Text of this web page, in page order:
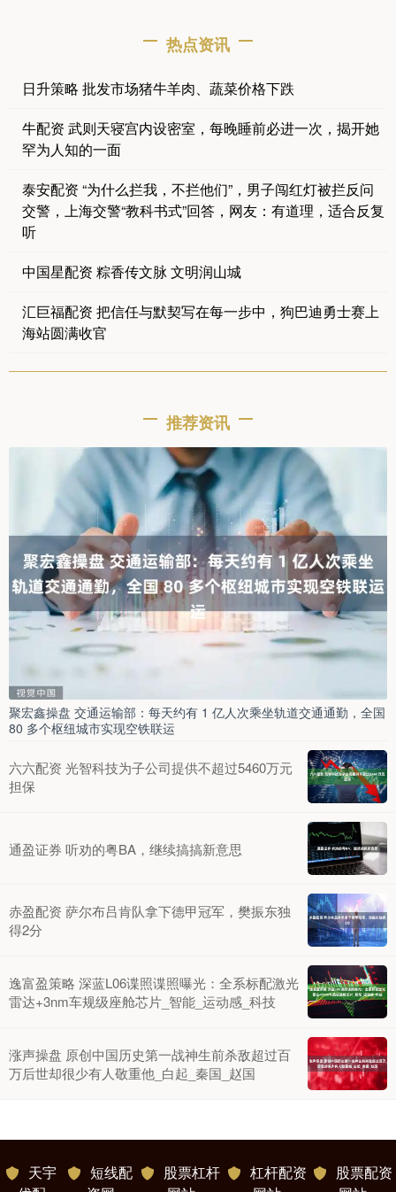
热点资讯
日升策略 批发市场猪牛羊肉、蔬菜价格下跌
牛配资 武则天寝宫内设密室，每晚睡前必进一次，揭开她
罕为人知的一面
泰安配资 “为什么拦我，不拦他们”，男子闯红灯被拦反问
交警，上海交警“教科书式”回答，网友：有道理，适合反复
听
中国星配资 粽香传文脉 文明润山城
汇巨福配资 把信任与默契写在每一步中，狗巴迪勇士赛上
海站圆满收官
推荐资讯
聚宏鑫操盘 交通运输部：每天约有 1 亿人次乘坐轨道交通通勤，全国
80 多个枢纽城市实现空铁联运
六六配资 光智科技为子公司提供不超过5460万元
担保
通盈证券 听劝的粤BA，继续搞搞新意思
赤盈配资 萨尔布吕肯队拿下德甲冠军，樊振东独
得2分
逸富盈策略 深蓝L06谍照谍照曝光：全系标配激光
雷达+3nm车规级座舱芯片_智能_运动感_科技
涨声操盘 原创中国历史第一战神生前杀敌超过百
万后世却很少有人敬重他_白起_秦国_赵国
天宇
短线配
股票杠杆
杠杆配资
股票配资